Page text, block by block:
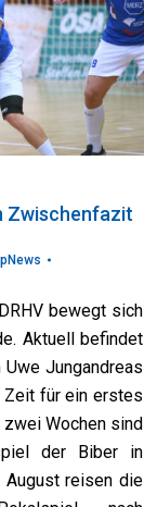
Zwischenfazit
bewegt sich
Aktuell befindet
Jungandreas
Zeit für ein erstes
Wochen sind
der Biber in
August reisen die